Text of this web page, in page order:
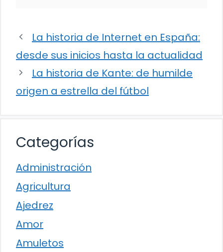
La historia de Internet en España:
desde sus inicios hasta la actualidad
La historia de Kante: de humilde
origen a estrella del fútbol
Categorías
Administración
Agricultura
Ajedrez
Amor
Amuletos